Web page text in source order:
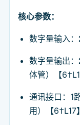
核心参数：
数字量输入：
数字量输出：
体管）【
通讯接口：1
用）【6†L17】